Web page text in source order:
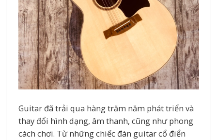
Guitar đã trải qua hàng trăm năm phát triển và
thay đổi hình dạng, âm thanh, cũng như phong
cách chơi. Từ những chiếc đàn guitar cổ điển